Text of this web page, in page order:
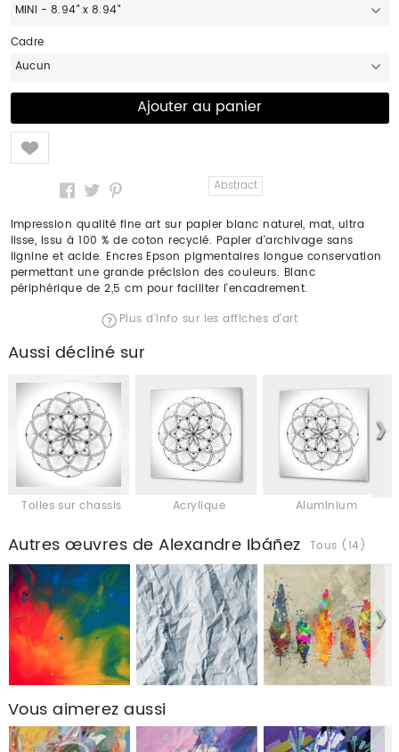
MINI - 8.94" x 8.94"
Cadre
Aucun
Like
Abstract
Impression qualité fine art sur papier blanc naturel, mat, ultra
lisse, issu à 100 % de coton recyclé. Papier d'archivage sans
lignine et acide. Encres Epson pigmentaires longue conservation
permettant une grande précision des couleurs. Blanc
périphérique de 2,5 cm pour faciliter l'encadrement.
Plus d'info sur les affiches d'art
Aussi décliné sur
Toiles sur chassis Acrylique Aluminium
Autres œuvres de Alexandre Ibáñez Tous (14)
Vous aimerez aussi